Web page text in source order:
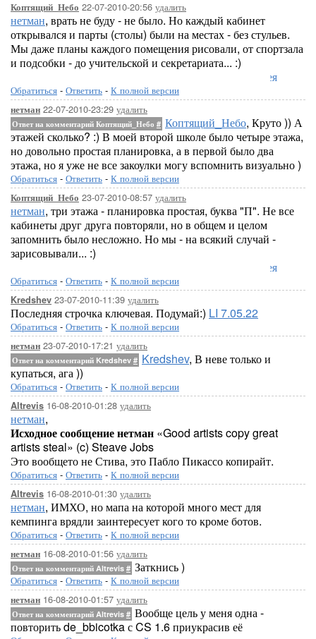
Коптящий_Небо 22-07-2010-20:56 удалить
нетман, врать не буду - не было. Но каждый кабинет
открывался и парты (столы) были на местах - без стульев.
Мы даже планы каждого помещения рисовали, от спортзала
и подсобки - до учительской и секретариата... :)
Лорелея
Обратиться - Ответить - К полной версии
нетман 22-07-2010-23:29 удалить
Ответ на комментарий Коптящий_Небо # Коптящий_Небо, Круто )) А
этажей сколько? :) В моей второй школе было четыре этажа,
но довольно простая планировка, а в первой было два
этажа, но я уже не все закоулки могу вспомнить визуально )
Обратиться - Ответить - К полной версии
Коптящий_Небо 23-07-2010-08:57 удалить
нетман, три этажа - планировка простая, буква "П". Не все
кабинеты друг друга повторяли, но в общем и целом
запомнить было несложно. Но мы - на всякий случай -
зарисовывали... :)
Лорелея
Обратиться - Ответить - К полной версии
Kredshev 23-07-2010-11:39 удалить
Последняя строчка ключевая. Подумай:) LI 7.05.22
Обратиться - Ответить - К полной версии
нетман 23-07-2010-17:21 удалить
Ответ на комментарий Kredshev # Kredshev, В неве только и
купаться, ага ))
Обратиться - Ответить - К полной версии
Altrevis 16-08-2010-01:28 удалить
нетман,
Исходное сообщение нетман «Good artists copy great
artists steal» (c) Steave Jobs
Это вообщето не Стива, это Пабло Пикассо копирайт.
Обратиться - Ответить - К полной версии
Altrevis 16-08-2010-01:30 удалить
нетман, ИМХО, но мапа на которой много мест для
кемпинга врядли заинтересует кого то кроме ботов.
Обратиться - Ответить - К полной версии
нетман 16-08-2010-01:56 удалить
Ответ на комментарий Altrevis # Заткнись )
Обратиться - Ответить - К полной версии
нетман 16-08-2010-01:57 удалить
Ответ на комментарий Altrevis # Вообще цель у меня одна -
повторить de_bbicotka с CS 1.6 приукрасив её